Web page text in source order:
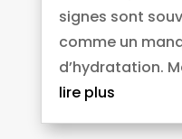
signes sont
comme un
d’hydratation.
lire plus